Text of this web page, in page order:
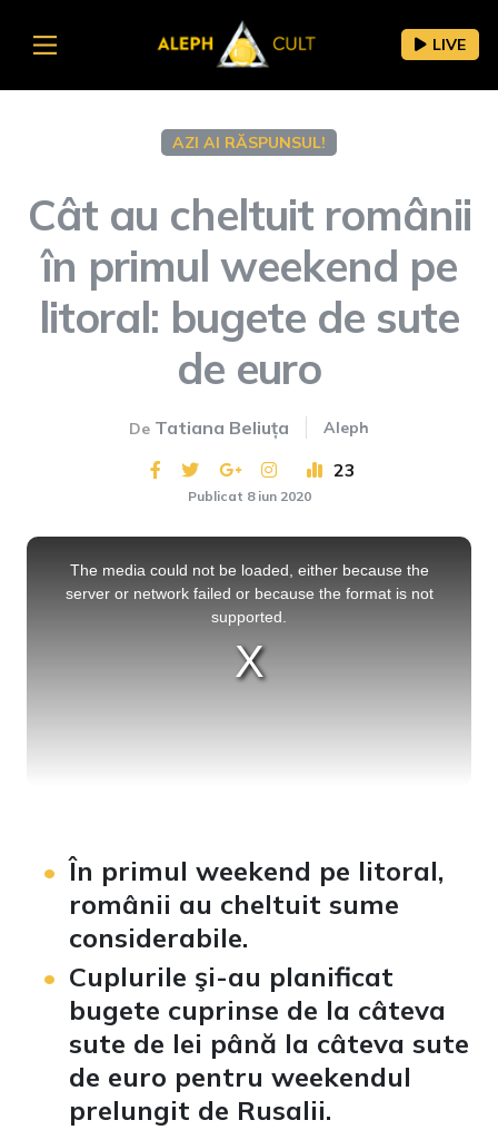
LIVE
AZI AI RĂSPUNSUL!
Cât au cheltuit românii
în primul weekend pe
litoral: bugete de sute
de euro
De Tatiana Beliuța Aleph
23
Publicat 8 iun 2020
This
The media could not be loaded, either because the
server or network failed or because the format is not
supported.
În primul weekend pe litoral,
românii au cheltuit sume
considerabile.
Cuplurile şi-au planificat
bugete cuprinse de la câteva
sute de lei până la câteva sute
de euro pentru weekendul
prelungit de Rusalii.